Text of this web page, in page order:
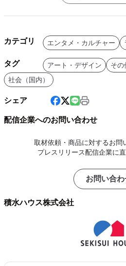
カテゴリ エンタメ・カルチャー
タグ アート・デザイン
その
社会（国内）
シェア
配信企業へのお問い合わせ
取材依頼・商品に対するお問
プレスリリース配信企業に
お問い合わ
積水ハウス株式会社